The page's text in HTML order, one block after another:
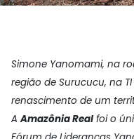
Simone Yanomami, na
região de Surucucu, na
renascimento de um
AAmazônia Realfoi o